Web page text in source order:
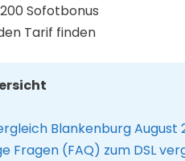
Sofotbonus
Tarif finden
Blankenburg August
Fragen (FAQ) zum DSL